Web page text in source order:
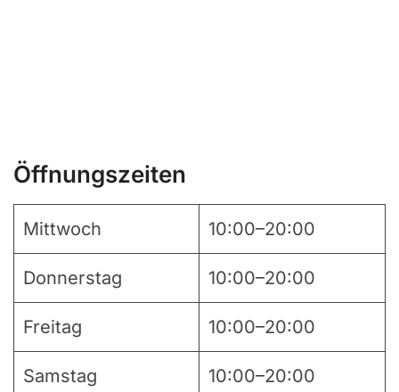
Öffnungszeiten
Mittwoch 10:00–20:00
Donnerstag 10:00–20:00
Freitag 10:00–20:00
Samstag 10:00–20:00